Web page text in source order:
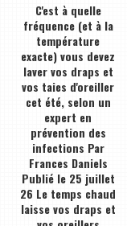
C'est à quelle
fréquence (et à la
température
exacte) vous devez
laver vos draps et
vos taies d'oreiller
cet été, selon un
expert en
prévention des
infections Par
Frances Daniels
Publié le 25 juillet
26 Le temps chaud
laisse vos draps et